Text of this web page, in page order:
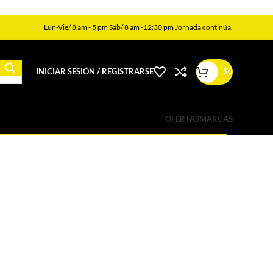
Lun-Vie/ 8 am - 5 pm Sáb/ 8 am -12:30 pm Jornada continúa.
INICIAR SESIÓN / REGISTRARSE $0
OFERTASMARCAS